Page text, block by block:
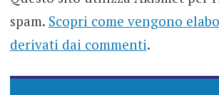
spam. Scopri come vengono
derivati dai commenti.